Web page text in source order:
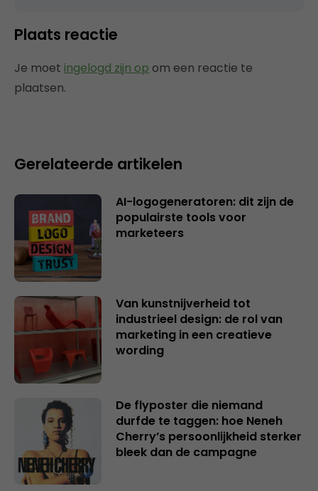
Plaats reactie
Je moet ingelogd zijn op om een reactie te
plaatsen.
Gerelateerde artikelen
AI-logogeneratoren: dit zijn de
populairste tools voor
marketeers
Van kunstnijverheid tot
industrieel design: de rol van
marketing in een creatieve
wording
De flyposter die niemand
durfde te taggen: hoe Neneh
Cherry’s persoonlijkheid sterker
bleek dan de campagne